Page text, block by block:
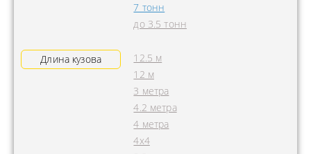
7 тонн
до 3.5 тонн
Длина кузова
12.5 м
12 м
3 метра
4.2 метра
4 метра
4x4